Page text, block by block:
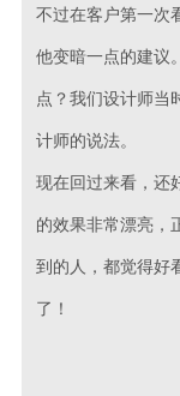
不过在客户第一次
他变暗一点的建议
点？我们设计师当
计师的说法。
现在回过来看，还
的效果非常漂亮，
到的人，都觉得好
了！